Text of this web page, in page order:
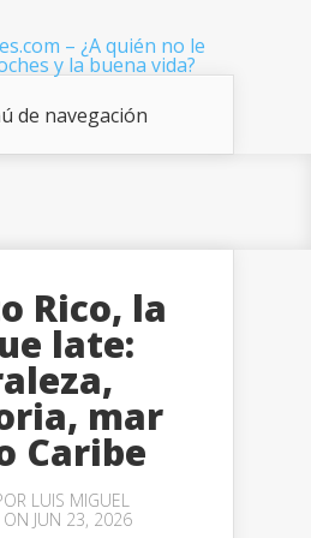
de navegación
Rico, la
late:
mar
Caribe
LUIS MIGUEL
ON JUN 23, 2026